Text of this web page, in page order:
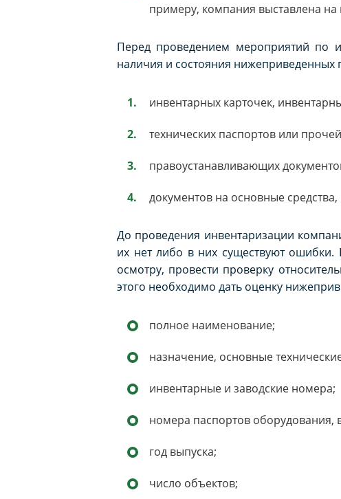
примеру, компания выставлена на
Перед проведением мероприятий по
наличия и состояния нижеприведенных
инвентарных карточек,
технических паспортов или
правоустанавливающих
документов на основные
До проведения инвентаризации
их нет либо в них существуют ошибки.
осмотру, провести проверку
этого необходимо дать оценку
полное наименование;
назначение, основные
инвентарные и заводские номера;
номера паспортов оборудования,
год выпуска;
число объектов;